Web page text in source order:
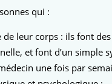
qui :
de leur corps : ils font
et font d’un simple
une fois par